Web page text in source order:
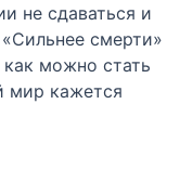
не сдаваться и
смерти»
можно стать
мир кажется